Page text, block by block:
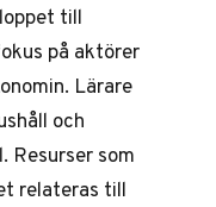
till
på aktörer
Lärare
och
Resurser som
relateras till